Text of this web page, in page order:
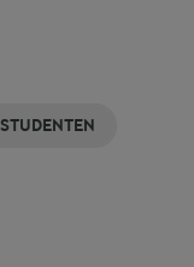
STUDENTEN